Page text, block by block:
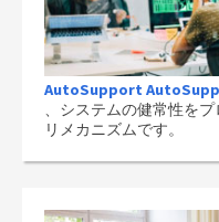
AutoSupport
、システムの健常性を
リメカニズムです。